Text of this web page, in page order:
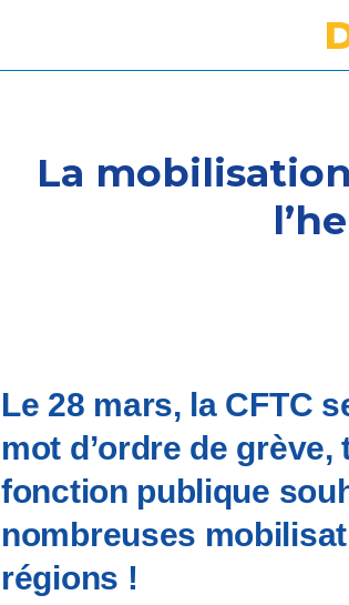
La
Le 28 mars, la CFTC
mot d’ordre de
fonction publique
nombreuses
régions !